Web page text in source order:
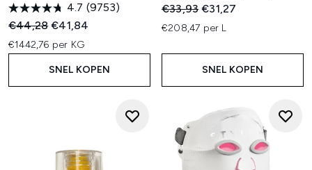
4.7 (9753)
Recommended Retail Price:
€44,28Huidige prijs:
€41,84
€1442,76 per KG
SNEL KOPEN
Recommended Retail Price:
€33,93Huidige prijs:
€31,27
€208,47 per L
SNEL KOPEN